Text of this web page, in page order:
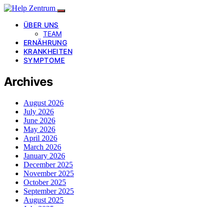
ÜBER UNS
TEAM
ERNÄHRUNG
KRANKHEITEN
SYMPTOME
Archives
August 2026
July 2026
June 2026
May 2026
April 2026
March 2026
January 2026
December 2025
November 2025
October 2025
September 2025
August 2025